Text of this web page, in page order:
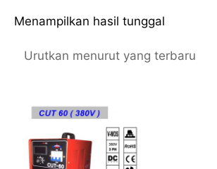
Menampilkan hasil tunggal